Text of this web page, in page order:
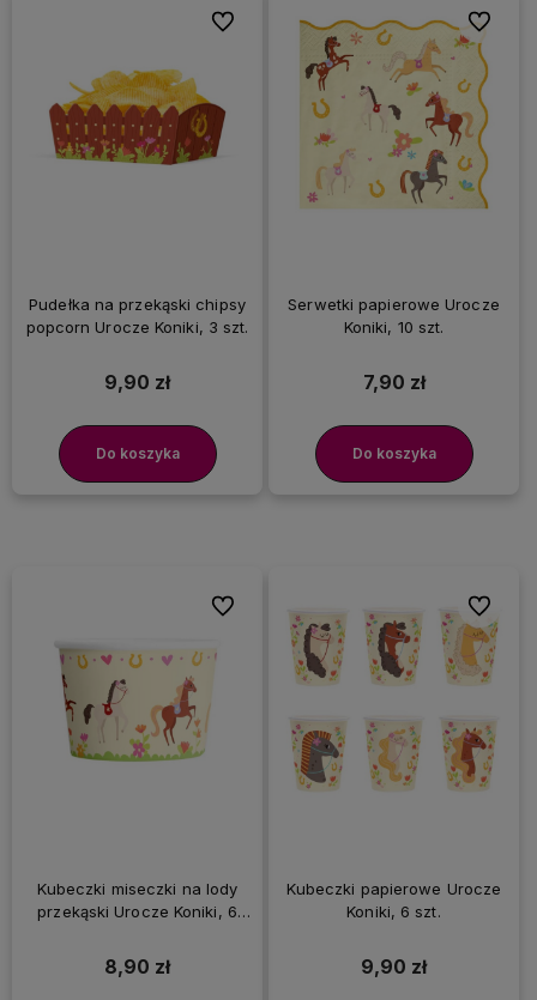
Pudełka na przekąski chipsy
popcorn Urocze Koniki, 3 szt.
9,90 zł
Do koszyka
Do ulubionych
Serwetki papierowe Urocze
Koniki, 10 szt.
7,90 zł
Do koszyka
Do
Kubeczki miseczki na lody
przekąski Urocze Koniki, 6
8,90 zł
Do ulubionych
Kubeczki papierowe Urocze
Koniki, 6 szt.
9,90 zł
Do